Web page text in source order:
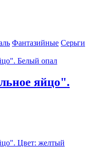
Фантазийные Серьги
яйцо".